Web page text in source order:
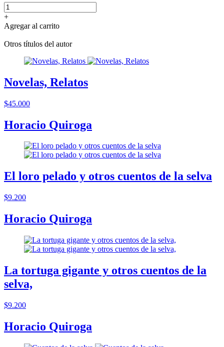
+
Agregar al carrito
Otros títulos del autor
Novelas, Relatos
$45.000
Horacio Quiroga
El loro pelado y otros cuentos de la selva
$9.200
Horacio Quiroga
La tortuga gigante y otros cuentos de la
selva,
$9.200
Horacio Quiroga